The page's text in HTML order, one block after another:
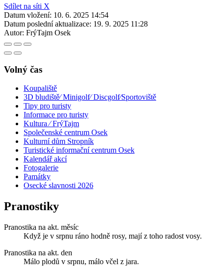
Sdílet na síti X
Datum vložení: 10. 6. 2025 14:54
Datum poslední aktualizace: 19. 9. 2025 11:28
Autor: FrýTajm Osek
Volný čas
Koupaliště
3D bludiště⁄ Minigolf⁄ Discgolf⁄Sportoviště
Tipy pro turisty
Informace pro turisty
Kultura ⁄ FrýTajm
Společenské centrum Osek
Kulturní dům Stropník
Turistické informační centrum Osek
Kalendář akcí
Fotogalerie
Památky
Osecké slavnosti 2026
Pranostiky
Pranostika na akt. měsíc
Když je v srpnu ráno hodně rosy, mají z toho radost vosy.
Pranostika na akt. den
Málo plodů v srpnu, málo včel z jara.